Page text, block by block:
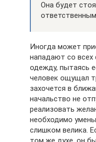
Она будет
Иногда может
нападают со всех
одежду, пытаясь
человек ощущал
захочется в
начальство не
реализовать
необходимо
слишком велика.